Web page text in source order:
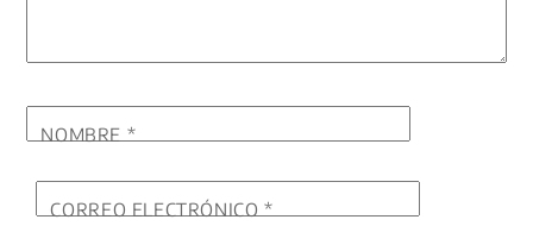
NOMBRE *
CORREO ELECTRÓNICO*